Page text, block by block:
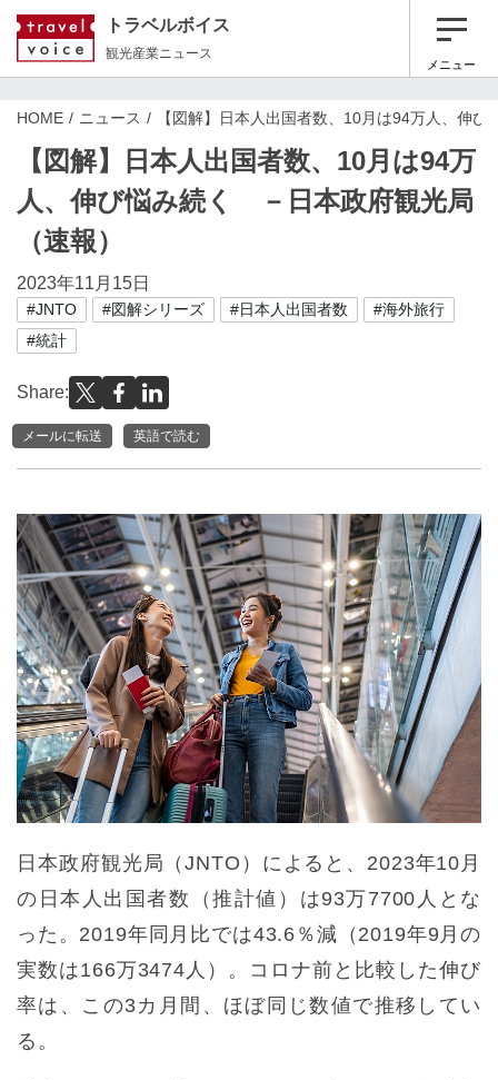
トラベルボイス
観光産業ニュース
メニュー
HOME ニュース 【図解】日本人出国者数、10月は94万人、伸
【図解】日本人出国者数、10月は94万
人、伸び悩み続く －日本政府観光局
（速報）
2023年11月15日
#JNTO #図解シリーズ #日本人出国者数
#海外旅行
#統計
Share:
メールに転送 英語で読む
日本政府観光局（JNTO）によると、2023年10月
の日本人出国者数（推計値）は93万7700人とな
った。2019年同月比では43.6％減（2019年9月の
実数は166万3474人）。コロナ前と比較した伸び
率は、この3カ月間、ほぼ同じ数値で推移してい
る。